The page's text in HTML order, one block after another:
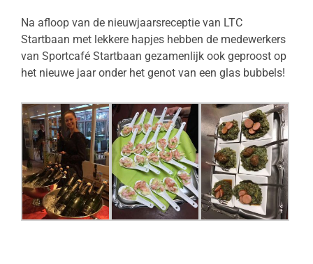
Na afloop van de nieuwjaarsreceptie van LTC
Startbaan met lekkere hapjes hebben de medewerkers
van Sportcafé Startbaan gezamenlijk ook geproost op
het nieuwe jaar onder het genot van een glas bubbels!